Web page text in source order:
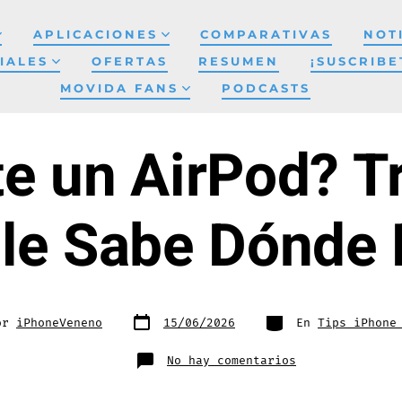
APLICACIONES COMPARATIVAS
OFERTAS RESUMEN
MOVIDA FANS
PODCASTS
un AirPod?
Sabe Dónde
iPhoneVeneno Fecha
de 15/06/2026 Categorías
En Tips
No hay comentarios
¿Perdiste